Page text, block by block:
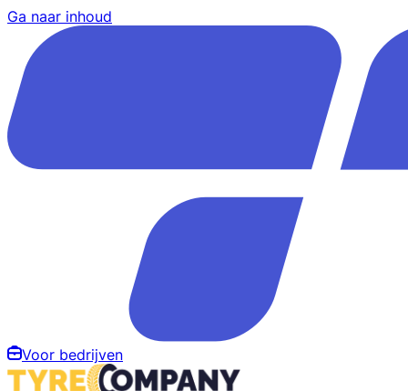
Ga naar inhoud
Voor bedrijven